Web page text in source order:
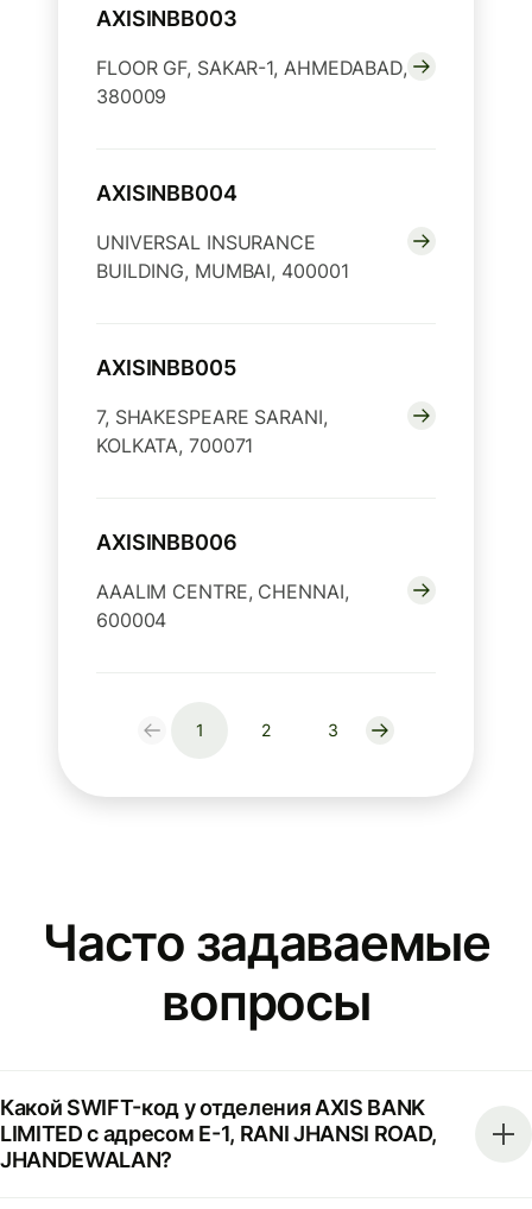
AXISINBB003
FLOOR GF, SAKAR-1, AHMEDABAD,
380009
AXISINBB004
UNIVERSAL INSURANCE
BUILDING, MUMBAI, 400001
AXISINBB005
7, SHAKESPEARE SARANI,
KOLKATA, 700071
AXISINBB006
AAALIM CENTRE, CHENNAI,
600004
1 2 3
Часто задаваемые
вопросы
Какой SWIFT-код у отделения AXIS BANK
LIMITED с адресом E-1, RANI JHANSI ROAD,
JHANDEWALAN?